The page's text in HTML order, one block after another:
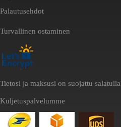
Palautusehdot
Turvallinen ostaminen
Tietosi ja maksusi on suojattu
Kuljetuspalvelumme